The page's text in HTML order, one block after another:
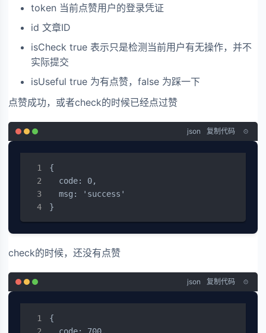
token 当前点赞用户的登录凭证
id 文章ID
isCheck true 表示只是检测当前用户有无操作，并不
实际提交
isUseful true 为有点赞，false 为踩一下
点赞成功，或者check的时候已经点过赞
json 复制代码
{
  code: 0,
  msg: 'success'
}
check的时候，还没有点赞
json 复制代码
{